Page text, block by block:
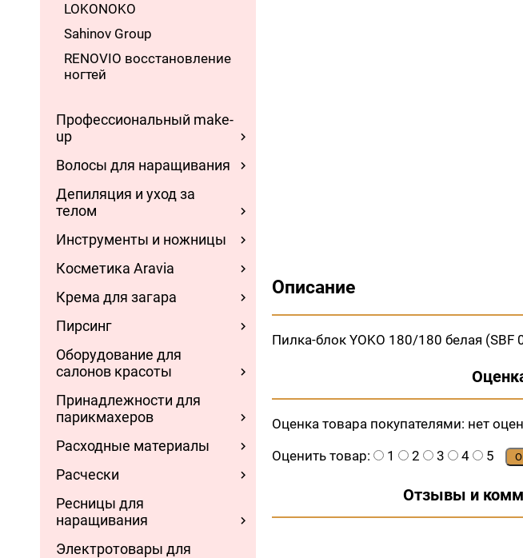
LOKONOKO
Sahinov Group
RENOVIO восстановление
ногтей
Профессиональный make-
up
Волосы для наращивания
Депиляция и уход за
телом
Инструменты и ножницы
Косметика Aravia
Крема для загара
Пирсинг
Оборудование для
салонов красоты
Принадлежности для
парикмахеров
Расходные материалы
Расчески
Ресницы для
наращивания
Электротовары для
Описание
Пилка-блок YOKO 180/180 белая (SBF
Оценка товара покупателями: нет
Оценить товар:
1 2 3 4 5
Отзывы и